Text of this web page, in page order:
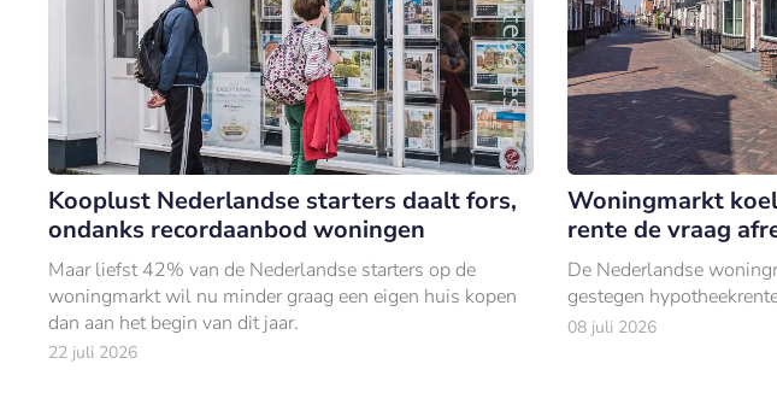
Kooplust Nederlandse starters daalt fors,
ondanks recordaanbod woningen
Maar liefst 42% van de Nederlandse starters op de
woningmarkt wil nu minder graag een eigen huis kopen
dan aan het begin van dit jaar.
22 juli 2026
Woningmarkt
rente de vraag
De Nederlandse
gestegen
08 juli 2026